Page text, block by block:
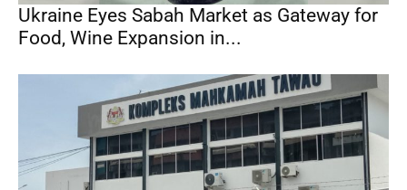
Ukraine Eyes Sabah Market as Gateway for
Food, Wine Expansion in...